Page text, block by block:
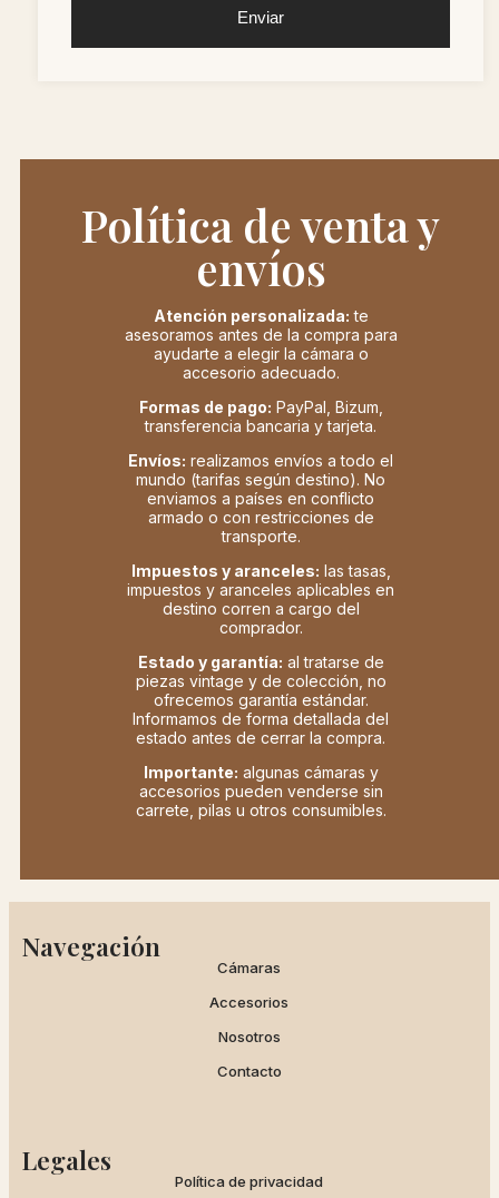
Enviar
Política de venta y
envíos
Atención personalizada: te
asesoramos antes de la compra para
ayudarte a elegir la cámara o
accesorio adecuado.
Formas de pago: PayPal, Bizum,
transferencia bancaria y tarjeta.
Envíos: realizamos envíos a todo el
mundo (tarifas según destino). No
enviamos a países en conflicto
armado o con restricciones de
transporte.
Impuestos y aranceles: las tasas,
impuestos y aranceles aplicables en
destino corren a cargo del
comprador.
Estado y garantía: al tratarse de
piezas vintage y de colección, no
ofrecemos garantía estándar.
Informamos de forma detallada del
estado antes de cerrar la compra.
Importante: algunas cámaras y
accesorios pueden venderse sin
carrete, pilas u otros consumibles.
Navegación
Cámaras
Accesorios
Nosotros
Contacto
Legales
Política de privacidad